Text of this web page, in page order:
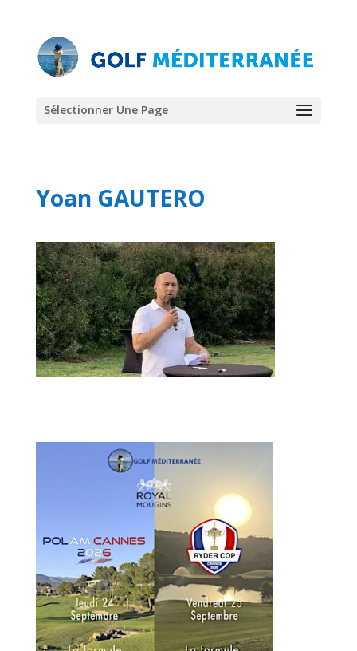
Sélectionner Une Page
Yoan GAUTERO